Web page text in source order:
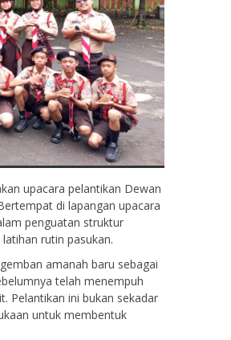
upacara pelantikan Dewan
di lapangan upacara
penguatan struktur
rutin pasukan.
amanah baru sebagai
telah menempuh
Pelantikan ini bukan sekadar
untuk membentuk